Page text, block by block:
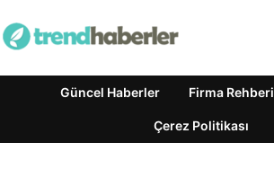
Güncel Haberler Firma Rehberi
Çerez Politikası